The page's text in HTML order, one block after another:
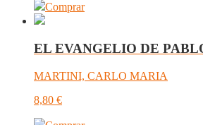
Comprar
EL EVANGELIO DE
MARTINI, CARLO MARIA
8,80 €